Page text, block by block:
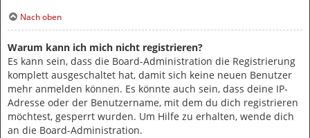
Nach oben
Warum kann ich mich nicht registrieren?
Es kann sein, dass die Board-Administration die Registrierung
komplett ausgeschaltet hat, damit sich keine neuen Benutzer
mehr anmelden können. Es könnte auch sein, dass deine IP-
Adresse oder der Benutzername, mit dem du dich registrieren
möchtest, gesperrt wurden. Um Hilfe zu erhalten, wende dich
an die Board-Administration.